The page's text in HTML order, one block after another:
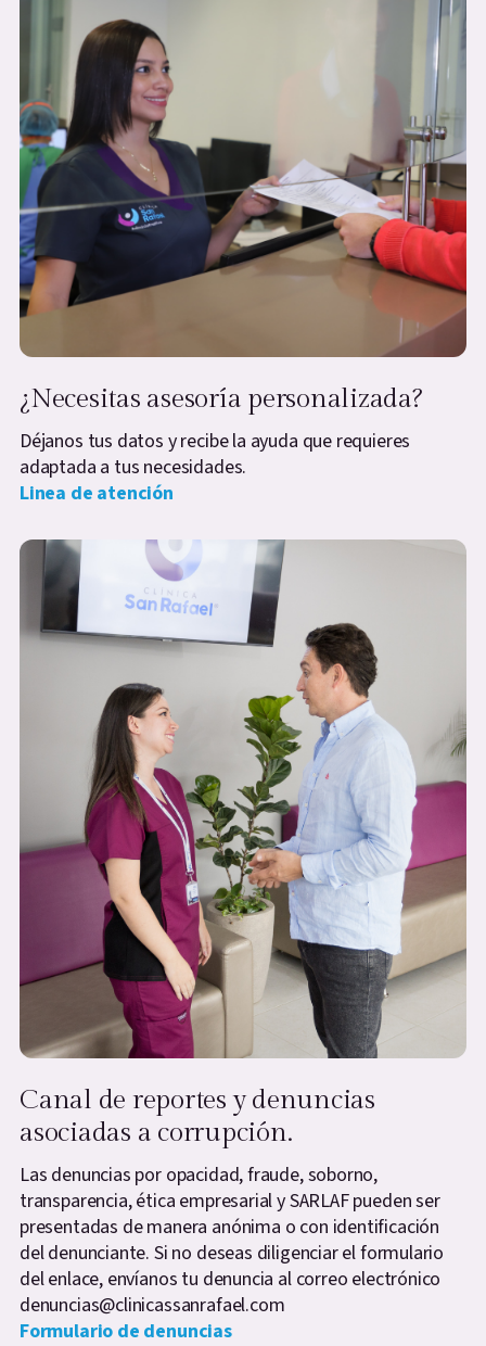
¿Necesitas asesoría personalizada?
Déjanos tus datos y recibe la ayuda que requieres
adaptada a tus necesidades.
Linea de atención
Canal de reportes y denuncias
asociadas a corrupción.
Las denuncias por opacidad, fraude, soborno,
transparencia, ética empresarial y SARLAF pueden ser
presentadas de manera anónima o con identificación
del denunciante. Si no deseas diligenciar el formulario
del enlace, envíanos tu denuncia al correo electrónico
denuncias@clinicassanrafael.com
Formulario de denuncias